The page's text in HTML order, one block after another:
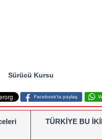
Sürücü Kursu
Facebook'ta paylaş
TÜRKİYE BU